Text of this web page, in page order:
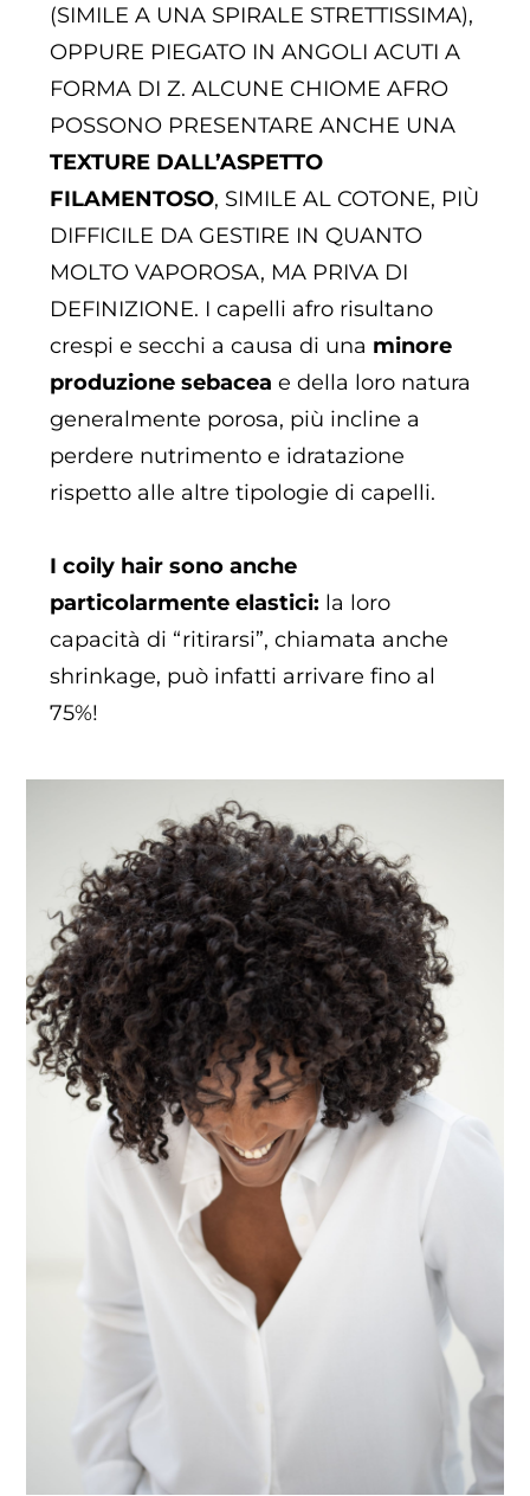
(SIMILE A UNA SPIRALE STRETTISSIMA),
OPPURE PIEGATO IN ANGOLI ACUTI A
FORMA DI Z. ALCUNE CHIOME AFRO
POSSONO PRESENTARE ANCHE UNA
TEXTURE DALL’ASPETTO
FILAMENTOSO, SIMILE AL COTONE, PIÙ
DIFFICILE DA GESTIRE IN QUANTO
MOLTO VAPOROSA, MA PRIVA DI
DEFINIZIONE. I capelli afro risultano
crespi e secchi a causa di una minore
produzione sebacea e della loro natura
generalmente porosa, più incline a
perdere nutrimento e idratazione
rispetto alle altre tipologie di capelli.
I coily hair sono anche
particolarmente elastici: la loro
capacità di “ritirarsi”, chiamata anche
shrinkage, può infatti arrivare fino al
75%!